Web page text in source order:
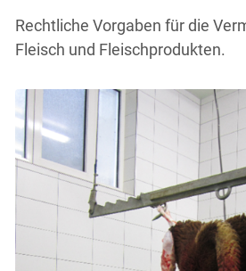
Rechtliche Vorgaben für die
Fleisch und Fleischprodukten.